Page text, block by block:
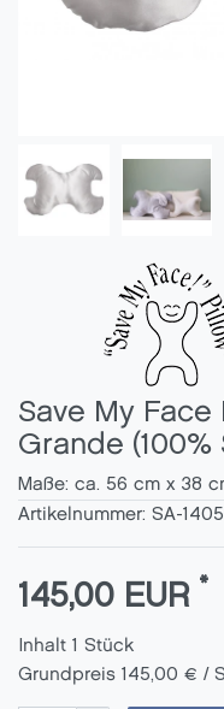
Save My
Grande
Maße: ca. 56 cm x 38
Artikelnummer: SA-
145,00 EUR *
Inhalt 1 Stück
Grundpreis 145,00 € /